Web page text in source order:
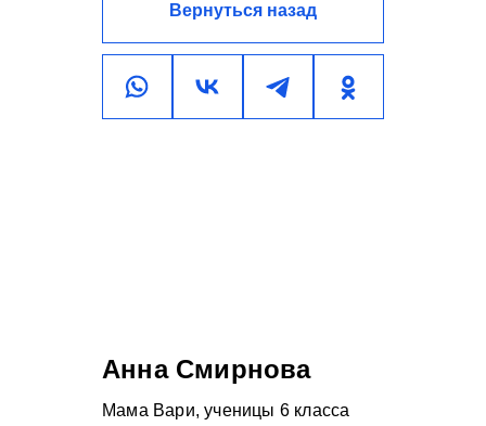
Вернуться назад
Анна Смирнова
Мама Вари, ученицы 6 класса